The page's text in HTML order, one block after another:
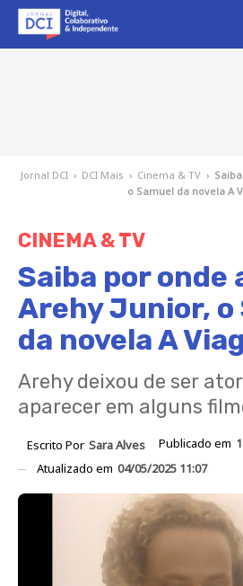
Jornal DCI › DCI Mais › Cinema & TV ›
o Samuel da novela A
CINEMA & TV
Saiba por onde
Arehy Junior, o
da novela A
Arehy deixou de ser
aparecer em alguns
Escrito Por Sara Alves Publicado em
Atualizado em 04/05/2025 11:07